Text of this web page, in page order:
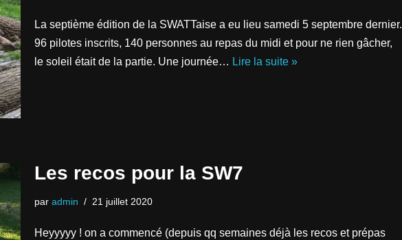
La septième édition de la SWATTaise a eu lieu samedi 5 septembre dernier.
96 pilotes inscrits, 140 personnes au repas du midi et pour ne rien gâcher,
le soleil était de la partie. Une journée… Lire la suite »
Les recos pour la SW7
par admin 21 juillet 2020
Heyyyyy ! on a commencé (depuis qq semaines déjà les recos et prépas